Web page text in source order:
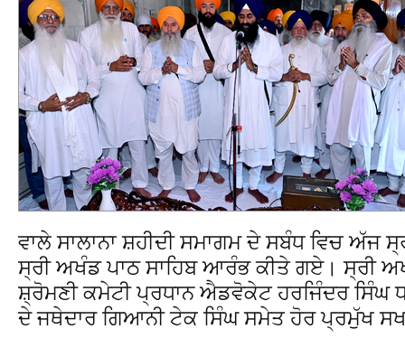
ਵਾਲੇ ਸਾਲਾਨਾ ਸ਼ਹੀਦੀ ਸਮਾਗਮ ਦੇ ਸਬੰਧ ਵਿਚ ਅੱਜ
ਸ੍ਰੀ ਅਖੰਡ ਪਾਠ ਸਾਹਿਬ ਆਰੰਭ ਕੀਤੇ ਗਏ। ਸ੍ਰੀ
ਸ਼੍ਰੋਮਣੀ ਕਮੇਟੀ ਪ੍ਰਧਾਨ ਐਡਵੋਕੇਟ ਹਰਜਿੰਦਰ ਸਿੰਘ
ਦੇ ਜਥੇਦਾਰ ਗਿਆਨੀ ਟੇਕ ਸਿੰਘ ਸਮੇਤ ਹੋਰ ਪ੍ਰਮੁੱਖ